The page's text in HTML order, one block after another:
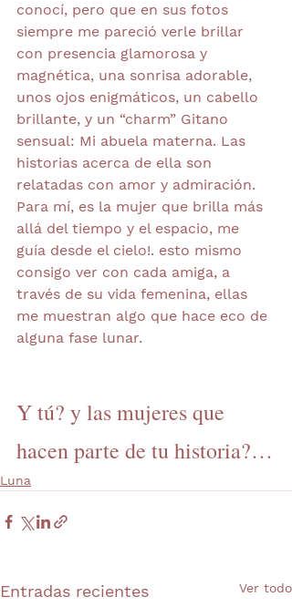
conocí, pero que en sus fotos
siempre me pareció verle brillar
con presencia glamorosa y
magnética, una sonrisa adorable,
unos ojos enigmáticos, un cabello
brillante, y un “charm” Gitano
sensual: Mi abuela materna. Las
historias acerca de ella son
relatadas con amor y admiración.
Para mí, es la mujer que brilla más
allá del tiempo y el espacio, me
guía desde el cielo!. esto mismo
consigo ver con cada amiga, a
través de su vida femenina, ellas
me muestran algo que hace eco de
alguna fase lunar.
Y tú? y las mujeres que
hacen parte de tu historia?…
Luna
Entradas recientes Ver todo